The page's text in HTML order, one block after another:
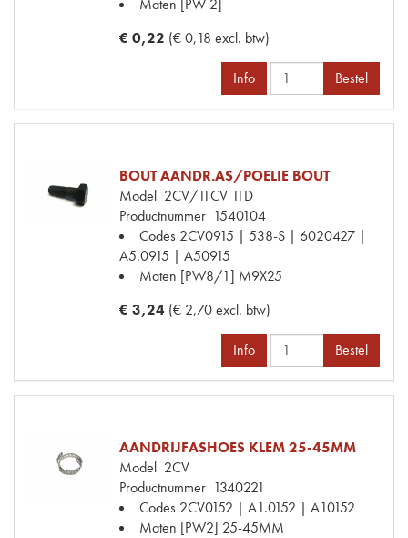
€ 0,22 (€ 0,18 excl. btw)
Info Bestel
BOUT AANDR.AS/POELIE BOUT
Model 2CV/11CV 11D
Productnummer 1540104
Codes 2CV0915 | 538-S | 6020427 |
A5.0915 | A50915
Maten [PW8/1] M9X25
€ 3,24 (€ 2,70 excl. btw)
Info Bestel
AANDRIJFASHOES KLEM 25-45MM
Model 2CV
Productnummer 1340221
Codes 2CV0152 | A1.0152 | A10152
Maten [PW2] 25-45MM